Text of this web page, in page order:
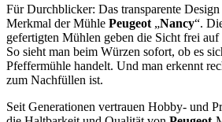
Für Durchblicker: Das transparente Design
Merkmal der Mühle Peugeot „Nancy“.
gefertigten Mühlen geben die Sicht frei
So sieht man beim Würzen sofort, ob es
Pfeffermühle handelt. Und man erkennt
zum Nachfüllen ist.
Seit Generationen vertrauen Hobby- und